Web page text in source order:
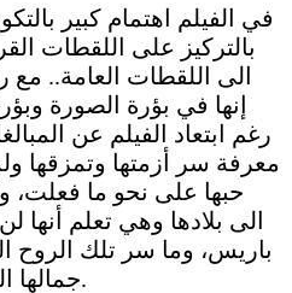
في الفيلم اهتمام كبير
بالتركيز على اللقطات
الى اللقطات العامة..
إنها في بؤرة الصورة
رغم ابتعاد الفيلم عن
معرفة سر أزمتها وتمزقها
حبها على نحو ما
الى بلادها وهي تعلم
باريس، وما سر تلك الروح
جمالها الخاص، جرحا داخليا عميقا.